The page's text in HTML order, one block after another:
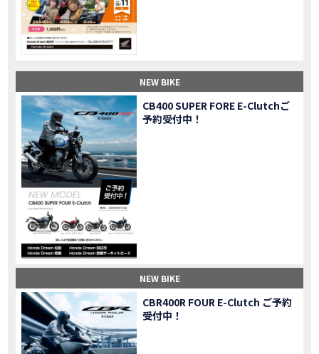
MOVIE 【CB650R E-Clutch】X-ADVでDCTに5年乗った私が素直にレビュー｜Honda X-ADV
MOVIE 【カブでアクセル全開】女性ライダーで耐久レース参戦！レースだけじゃないサーキットの楽しみ方|Honda supercub
MOVIE 【新型X-ADV】最初のカスタムはこれ！ガラスコーティングもしちゃいました|Honda X-ADV
三重県下 Honda Dream4店舗にて新春キャンペーンを開催
MOVIE 【速報】2025年モデルHonda X-ADV契約しました！新型のどこが凄いかチェックしてきた！
MOVIE 【女子ツーリング】秋の女子ツーリングin鳥羽・伊勢 【Honda Dream 松阪】
NEW BIKE スーパーカブFinal Edition/HELLP KITTY在庫車あります！
MOVIE 【CBR1000RR-R】スーパースポーツバイクで三重県の新スポットを巡る女子ツーリング|Honda CBR1000RRR Rebel1100 500 250
CAMPAIGN 三重県下 Honda Dreamにてレンタルバイクキャンペーン実施中💫
MOVIE 【アフリカツイン】憧れの大型バイクで1泊2日マスツーリング｜三重県〜静岡県｜Honda CL500 AfricaTwin
MOVIE 【女子ツーリング】穴場スポット満載！三重の美味しいもの・パワースポット！【Honda Dream 松阪】
MOVIE 【CBR600RR】憧れのSSバイクで女子ツーリング|三重県 松阪スタート！Honda Rebel250•500
MOVIE 【中級レベル】スクーター乗りの女性ライダーがライティングスクールに潜入【HMS】Honda 400X
MOVIE 【鈴鹿サーキット】ホンダモーターサイクリストスクールを体験してきました【バイク女子】
CAMPAIGN 【買取強化中】乗らないバイクはHonda Dreamへ！
MOVIE 【祝】Honda CL500納車「かなえさんバイク売れました！」連絡があり行ってきました
MOVIE 【シンガーソングライター茉ひるさんご来店】ホンダドリーム四日市
MOVIE 【ホンダドリーム鈴鹿サーキットロード】オープン当日イベントレポ！
NEW BIKE
CB400 SUPER FORE E-Clutchご
予約受付中！
NEW BIKE
CBR400R FOUR E-Clutch ご予約
受付中！